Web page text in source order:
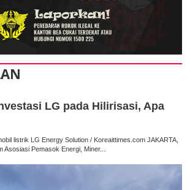
LG pada Hilirisasi, Apa
listrik LG Energy Solution / Koreaittimes.com JAKARTA,
Asosiasi Pemasok Energi, Miner...